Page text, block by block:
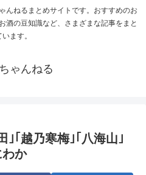
んねるまとめサイトです。おすすめのお
酒の豆知識など、さまざまな記事をまと
ます。
ゃんねる
｣｢越乃寒梅｣｢八海山｣
か